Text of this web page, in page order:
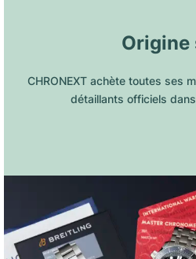
Origine
CHRONEXT achète toutes ses
détaillants officiels